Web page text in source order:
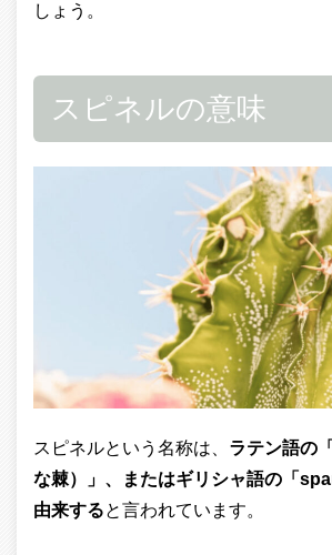
しょう。
スピネルの意味
スピネルという名称は、 ラテン語の
な棘）」、またはギリシャ語の「
由来すると言われています。